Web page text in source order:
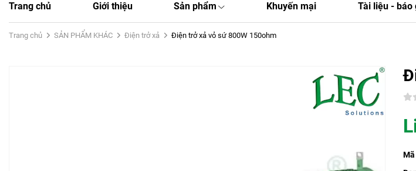
Trang chủ Giới thiệu Sản phẩm Khuyến mại Tài liệu - báo
Trang chủ SẢN PHẨM KHÁC Điện trở xả Điện trở xả vỏ sứ 800W 150ohm
Mã